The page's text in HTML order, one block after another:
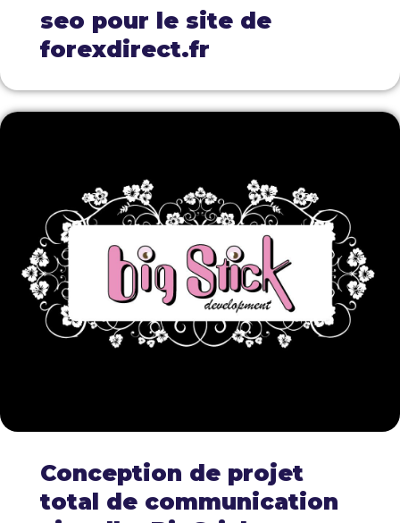
seo pour le site de
forexdirect.fr
Conception de projet
total de communication